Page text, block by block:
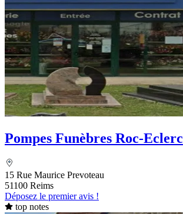
Pompes Funèbres Roc-Eclerc
15 Rue Maurice Prevoteau
51100 Reims
Déposez le premier avis !
top notes